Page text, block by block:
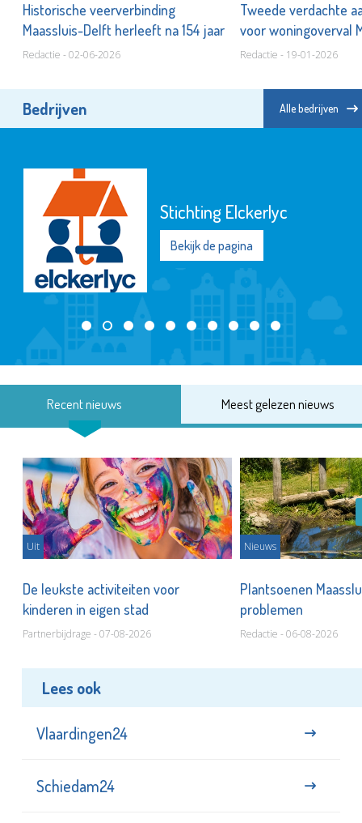
Historische veerverbinding
Maassluis-Delft herleeft na 154 jaar
Redactie - 02-06-2026
Tweede verdachte
voor woningoverval
Redactie - 19-01-2026
Bedrijven Alle bedrijven
Stichting Elckerlyc
Bekijk de pagina
Recent nieuws Meest gelezen nieuws
Uit
De leukste activiteiten voor
kinderen in eigen stad
Partnerbijdrage - 07-08-2026
Nieuws
Plantsoenen
problemen
Redactie - 06-08-2026
Lees ook
Vlaardingen24
Schiedam24